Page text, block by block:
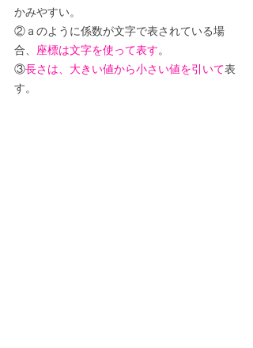
かみやすい。
②ａのように係数が文字で表されている場
合、 座標は文字を使って表す。
③長さは、大きい値から小さい値を引いて表
す。